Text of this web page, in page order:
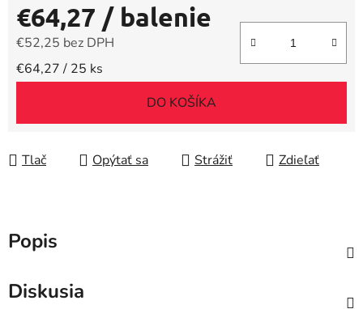
€64,27 / balenie
€52,25 bez DPH
Jednotková cena:
€64,27 / 25 ks
DO KOŠÍKA
Tlač Opýtať sa Strážiť Zdieľať
Popis
Diskusia